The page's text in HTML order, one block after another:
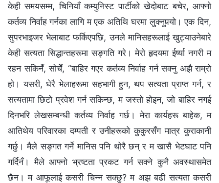
केही समयसम्म, चिनियाँ कम्युनिस्ट पार्टीको खेदोबाट बचेर, आफ्नो
कर्तव्य निर्वाह गर्नका लागि म एक अतिथि घरमा लुक्नुपर्‍यो। एक दिन,
सुपरभाइजर भेलाबाट फर्किएपछि, उनले मानिसहरूलाई खुट्याउनेबारे
केही सत्यता सिद्धान्तहरूमा सङ्गति गरे। मेरो हृदयमा ईर्ष्या नगरी म
रहन सकिनँ, सोचेँ, “बाहिर गएर कर्तव्य निर्वाह गर्न सक्नु अझै राम्रो
हो। यसरी, धेरै भेलाहरूमा सहभागी हुन, थप सत्यता प्राप्त गर्न, र
सत्यतामा छिटो प्रवेश गर्न सकिन्छ, म जस्तो होइन, जो बाहिर नगई
दिनभरि लेखसम्बन्धी कर्तव्य निर्वाह गर्छ। मेरा कार्यहरू बाहेक, म
आतिथेय परिवारका दम्पती र उनीहरूको कुकुरसँग मात्र कुराकानी
गर्छु। मैले सङ्गत गर्ने मानिस पनि थोरै छन् र म खासै भेटघाट पनि
गर्दिनँ। मैले आफ्नो भ्रष्टता प्रकट गर्न सक्ने कुनै अवस्थासमेत
छैन। म आफूलाई कसरी चिन्न सक्छु? म अझ बढी सत्यता कसरी